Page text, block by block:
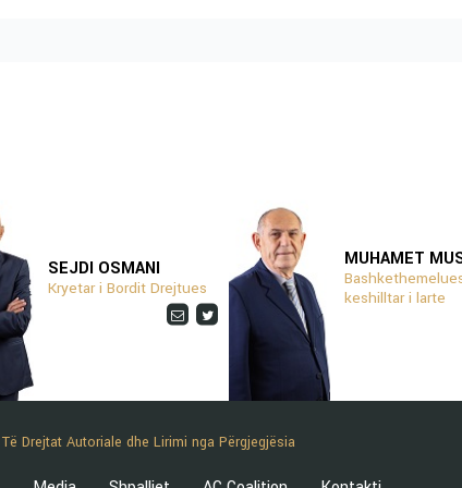
SEJDI OSMANI
Kryetar i Bordit Drejtues
MUHAMET
keshilltar i larte
Të Drejtat Autoriale dhe Lirimi nga Përgjegjësia